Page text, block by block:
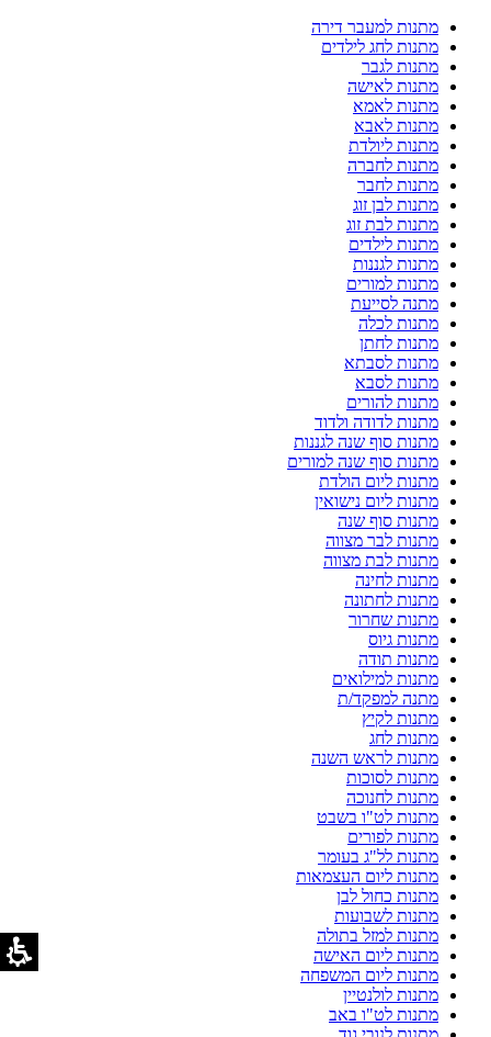
מתנות למעבר דירה
מתנות לחג לילדים
מתנות לגבר
מתנות לאישה
מתנות לאמא
מתנות לאבא
מתנות ליולדת
מתנות לחברה
מתנות לחבר
מתנות לבן זוג
מתנות לבת זוג
מתנות לילדים
מתנות לגננות
מתנות למורים
מתנה לסייעת
מתנות לכלה
מתנות לחתן
מתנות לסבתא
מתנות לסבא
מתנות להורים
מתנות לדודה ולדוד
מתנות סוף שנה לגננות
מתנות סוף שנה למורים
מתנות ליום הולדת
מתנות ליום נישואין
מתנות סוף שנה
מתנות לבר מצווה
מתנות לבת מצווה
מתנות לחינה
מתנות לחתונה
מתנות שחרור
מתנות גיוס
מתנות תודה
מתנות למילואים
מתנה למפקד/ת
מתנות לקיץ
מתנות לחג
מתנות לראש השנה
מתנות לסוכות
מתנות לחנוכה
מתנות לט"ו בשבט
מתנות לפורים
מתנות לל"ג בעומר
מתנות ליום העצמאות
מתנות כחול לבן
מתנות לשבועות
מתנות למזל בתולה
מתנות ליום האישה
מתנות ליום המשפחה
מתנות לולנטיין
מתנות לט"ו באב